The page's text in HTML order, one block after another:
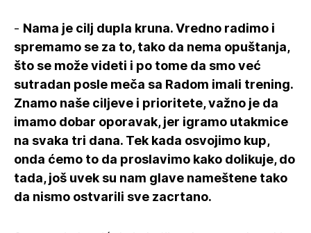
- Nama je cilj dupla kruna. Vredno radimo i
spremamo se za to, tako da nema opuštanja,
što se može videti i po tome da smo već
sutradan posle meča sa Radom imali trening.
Znamo naše ciljeve i prioritete, važno je da
imamo dobar oporavak, jer igramo utakmice
na svaka tri dana. Tek kada osvojimo kup,
onda ćemo to da proslavimo kako dolikuje, do
tada, još uvek su nam glave nameštene tako
da nismo ostvarili sve zacrtano.